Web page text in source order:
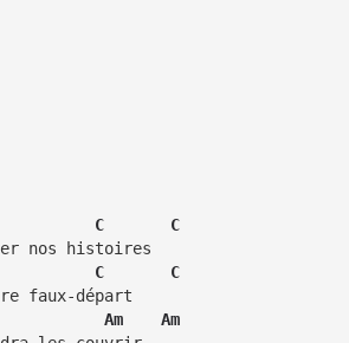
C       C
C       C
Am    Am